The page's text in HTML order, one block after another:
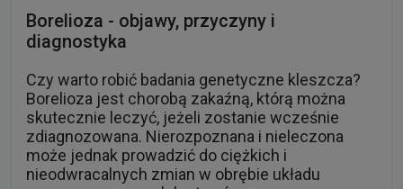
Czy warto robić badania genetyczne kleszcza?
Borelioza jest chorobą zakaźną, którą można
zdiagnozowana. Nierozpoznana i nieleczona
może jednak prowadzić do ciężkich i
nieodwracalnych zmian w obrębie układu
nerwowego, serca lub stawów.
Czytaj dalej